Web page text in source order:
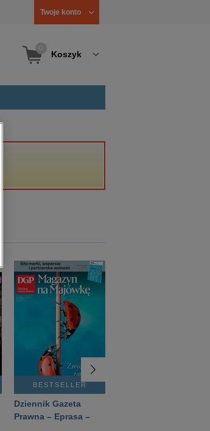
Twoje konto
Koszyk
BESTSELLER
Dziennik Gazeta
Prawna – Eprasa –